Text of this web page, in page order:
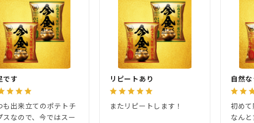
です
も出来立てのポテトチ
スなので、今ではスー
リピートあり
またリピートします！
自然
初めて
なん